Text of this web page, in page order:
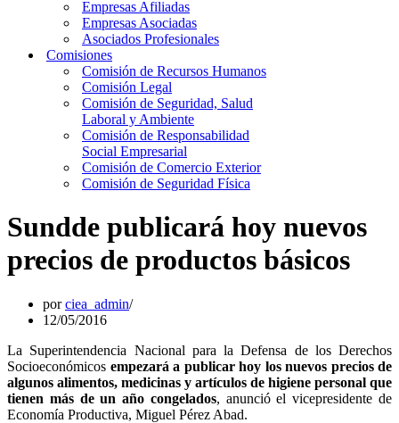
Empresas Afiliadas
Empresas Asociadas
Asociados Profesionales
Comisiones
Comisión de Recursos Humanos
Comisión Legal
Comisión de Seguridad, Salud
Laboral y Ambiente
Comisión de Responsabilidad
Social Empresarial
Comisión de Comercio Exterior
Comisión de Seguridad Física
Sundde publicará hoy nuevos
precios de productos básicos
porciea_admin
12/05/2016
La Superintendencia Nacional para la Defensa de los Derechos
Socioeconómicos empezará a publicar hoy los nuevos precios de
algunos alimentos, medicinas y artículos de higiene personal que
tienen más de un año congelados, anunció el vicepresidente de
Economía Productiva, Miguel Pérez Abad.